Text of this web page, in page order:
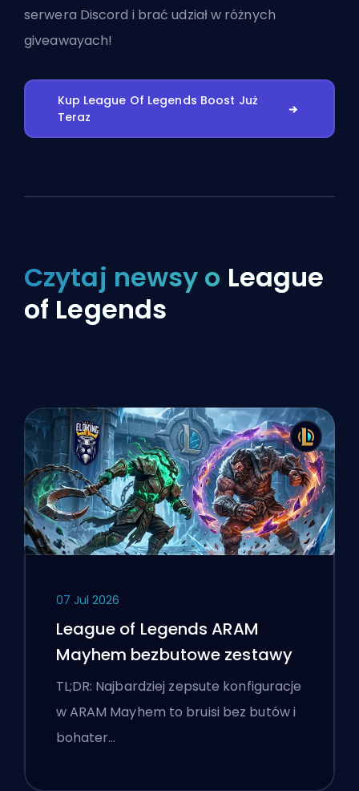
serwera Discord i brać udział w różnych
giveawayach!
Kup League Of Legends Boost Już
Teraz
Czytaj newsy o League
of Legends
07 Jul 2026
League of Legends ARAM
Mayhem bezbutowe zestawy
TL;DR: Najbardziej zepsute konfiguracje
w ARAM Mayhem to bruisi bez butów i
bohater…